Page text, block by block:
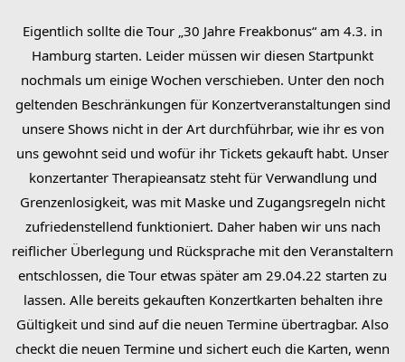
Eigentlich sollte die Tour „30 Jahre Freakbonus“ am 4.3. in
Hamburg starten. Leider müssen wir diesen Startpunkt
nochmals um einige Wochen verschieben. Unter den noch
geltenden Beschränkungen für Konzertveranstaltungen sind
unsere Shows nicht in der Art durchführbar, wie ihr es von
uns gewohnt seid und wofür ihr Tickets gekauft habt. Unser
konzertanter Therapieansatz steht für Verwandlung und
Grenzenlosigkeit, was mit Maske und Zugangsregeln nicht
zufriedenstellend funktioniert. Daher haben wir uns nach
reiflicher Überlegung und Rücksprache mit den Veranstaltern
entschlossen, die Tour etwas später am 29.04.22 starten zu
lassen. Alle bereits gekauften Konzertkarten behalten ihre
Gültigkeit und sind auf die neuen Termine übertragbar. Also
checkt die neuen Termine und sichert euch die Karten, wenn